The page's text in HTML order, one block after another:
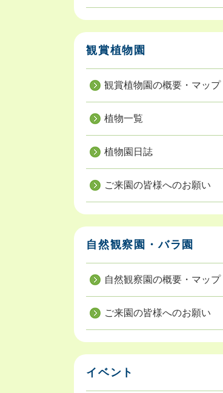
観賞植物園
観賞植物園の概要・マップ
植物一覧
植物園日誌
ご来園の皆様へのお願い
自然観察園・バラ園
自然観察園の概要・マップ
ご来園の皆様へのお願い
イベント